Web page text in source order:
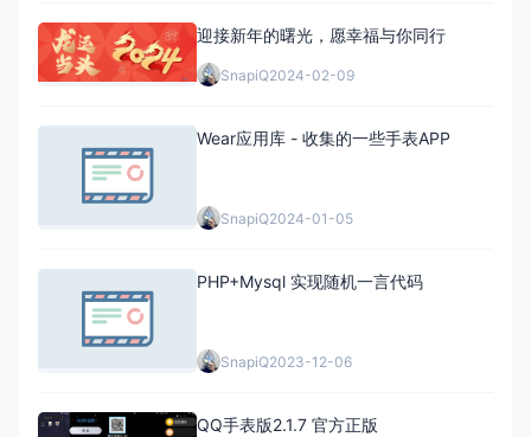
迎接新年的曙光，愿幸福与你同行
SnapiQ2024-02-09
Wear应用库 - 收集的一些手表APP
SnapiQ2024-01-05
PHP+Mysql 实现随机一言代码
SnapiQ2023-12-06
QQ手表版2.1.7 官方正版